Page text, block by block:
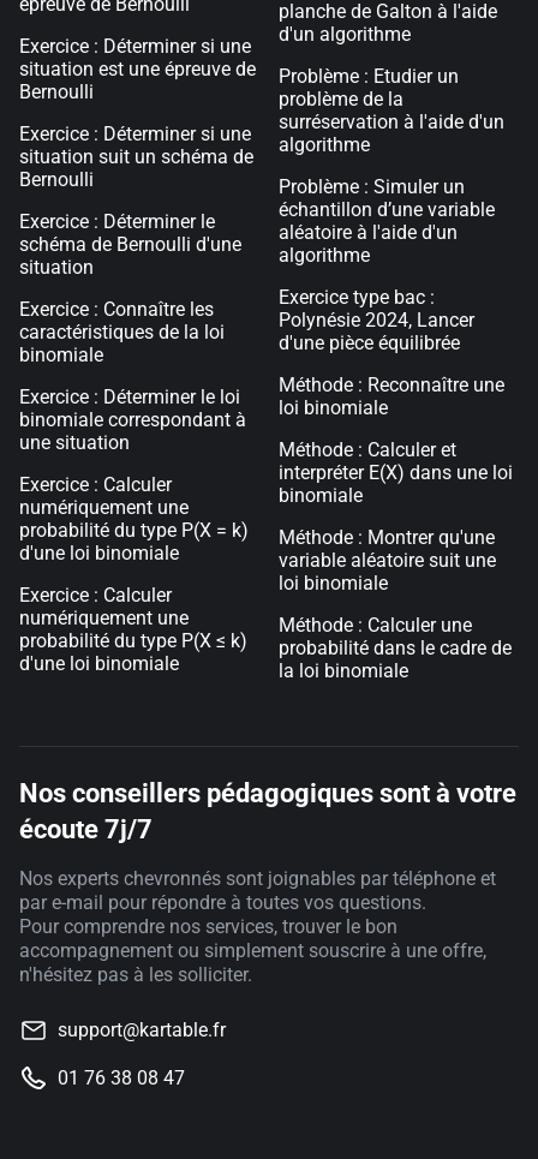
Exercice : Déterminer si une
situation est une épreuve de
Bernoulli
Exercice : Déterminer si une
situation suit un schéma de
Bernoulli
Exercice : Déterminer le
schéma de Bernoulli d'une
situation
Exercice : Connaître les
caractéristiques de la loi
binomiale
Exercice : Déterminer le loi
binomiale correspondant à
une situation
Exercice : Calculer
numériquement une
probabilité du type P(X = k)
d'une loi binomiale
Exercice : Calculer
numériquement une
probabilité du type P(X ≤ k)
d'une loi binomiale
planche de Galton à l'aide
d'un algorithme
Problème : Etudier un
problème de la
surréservation à l'aide d'un
algorithme
Problème : Simuler un
échantillon d’une variable
aléatoire à l'aide d'un
algorithme
Exercice type bac :
Polynésie 2024, Lancer
d'une pièce équilibrée
Méthode : Reconnaître une
loi binomiale
Méthode : Calculer et
interpréter E(X) dans une loi
binomiale
Méthode : Montrer qu'une
variable aléatoire suit une
loi binomiale
Méthode : Calculer une
probabilité dans le cadre de
la loi binomiale
Nos conseillers pédagogiques sont à votre
écoute 7j/7
Nos experts chevronnés sont joignables par téléphone et
par e-mail pour répondre à toutes vos questions.
Pour comprendre nos services, trouver le bon
accompagnement ou simplement souscrire à une offre,
n'hésitez pas à les solliciter.
support@kartable.fr
01 76 38 08 47